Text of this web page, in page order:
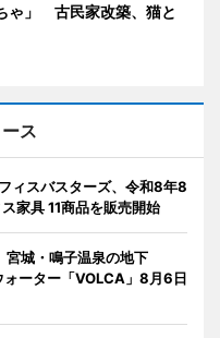
ゃ」 古民家改築、猫と
ス
ィスバスターズ、令和8年8
家具 11商品を販売開始
宮城・鳴子温泉の地下
ーター「VOLCA」8月6日